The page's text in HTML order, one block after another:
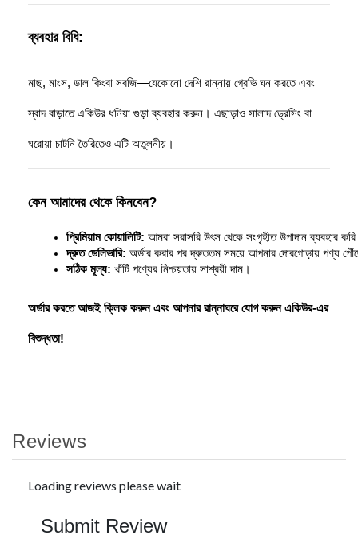
ব্যবহার বিধি:
মাছ, মাংস, ডাল কিংবা সবজি—যেকোনো দেশি রান্নায় গ্রেভি ঘন করতে এবং
স্বাদ বাড়াতে একিউর ধনিয়া গুড়া ব্যবহার করুন। এছাড়াও সালাদ ড্রেসিং বা
ঘরোয়া চাটনি তৈরিতেও এটি অতুলনীয়।
কেন আমাদের থেকে কিনবেন?
প্রিমিয়াম কোয়ালিটি: আমরা সরাসরি উৎস থেকে সংগৃহীত উপাদান ব্যবহার
দ্রুত ডেলিভারি: অর্ডার করার পর দ্রুততম সময়ে আপনার দোরগোড়ায় পণ্য
সঠিক মূল্য: খাঁটি পণ্যের নিশ্চয়তায় সাশ্রয়ী দাম।
অর্ডার করতে আজই ক্লিক করুন এবং আপনার রান্নাঘরে যোগ করুন একিউর-এর
বিশুদ্ধতা!
Reviews
Loading reviews please wait
Submit Review